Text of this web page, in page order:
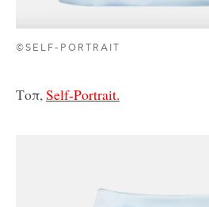
©SELF-PORTRAIT
Τοπ,Self-Portrait.